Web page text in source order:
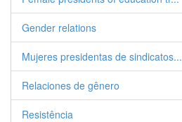
Gender relations
Mujeres presidentas de sindicatos...
Relaciones de gênero
Resistência